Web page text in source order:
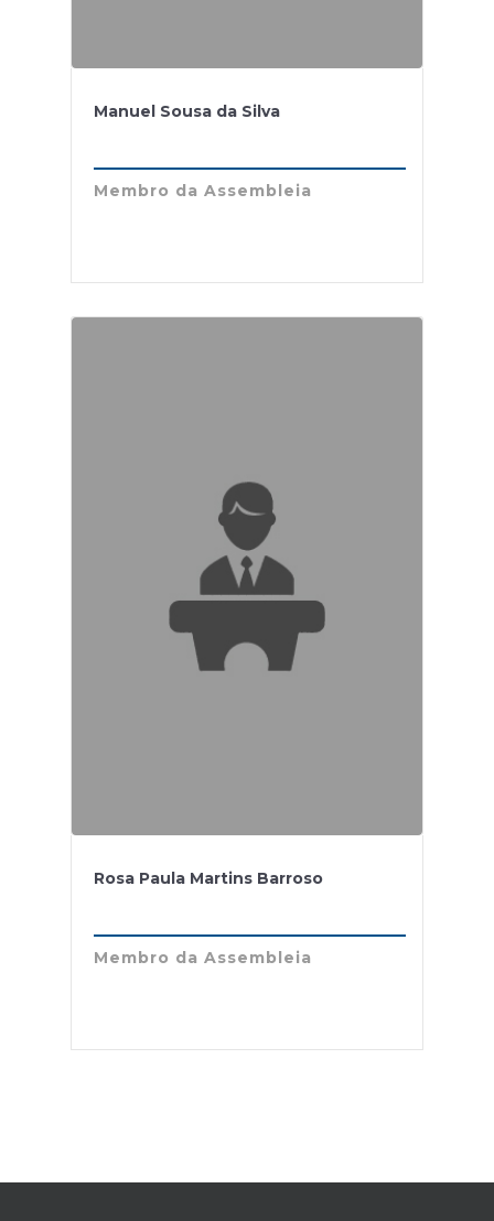
Manuel Sousa da Silva
Membro da Assembleia
Rosa Paula Martins Barroso
Membro da Assembleia